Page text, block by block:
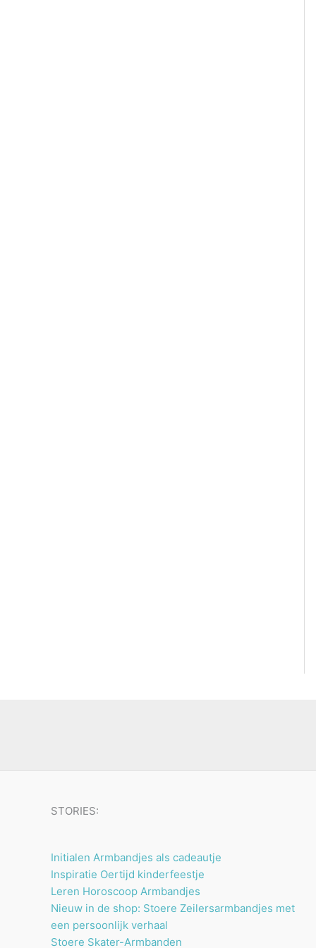
STORIES:
Initialen Armbandjes als cadeautje
Inspiratie Oertijd kinderfeestje
Leren Horoscoop Armbandjes
Nieuw in de shop: Stoere Zeilersarmbandjes met
een persoonlijk verhaal
Stoere Skater-Armbanden